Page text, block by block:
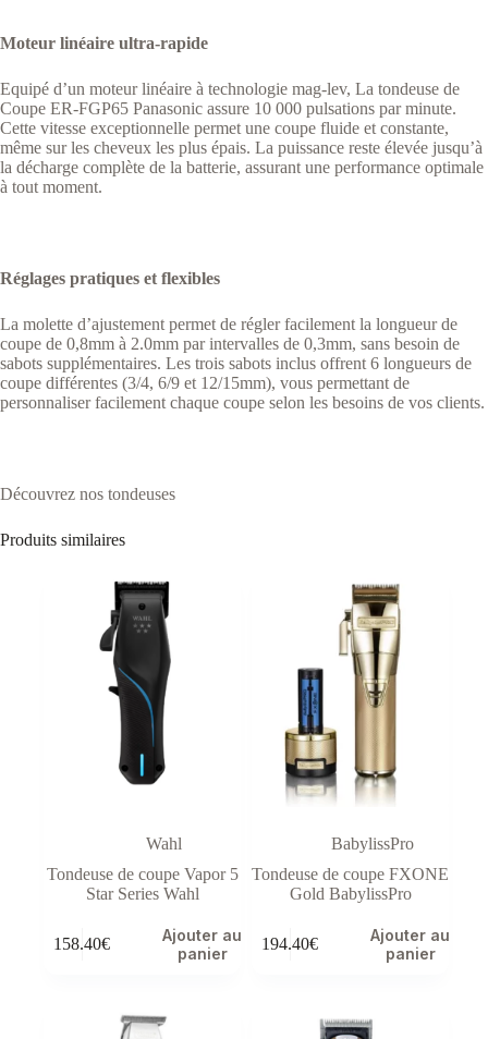
Moteur linéaire ultra-rapide
Equipé d’un moteur linéaire à technologie mag-lev, La tondeuse de
Coupe ER-FGP65 Panasonic assure 10 000 pulsations par minute.
Cette vitesse exceptionnelle permet une coupe fluide et constante,
même sur les cheveux les plus épais. La puissance reste élevée jusqu’à
la décharge complète de la batterie, assurant une performance optimale
à tout moment.
Réglages pratiques et flexibles
La molette d’ajustement permet de régler facilement la longueur de
coupe de 0,8mm à 2.0mm par intervalles de 0,3mm, sans besoin de
sabots supplémentaires. Les trois sabots inclus offrent 6 longueurs de
coupe différentes (3/4, 6/9 et 12/15mm), vous permettant de
personnaliser facilement chaque coupe selon les besoins de vos clients.
Découvrez nos tondeuses
Produits similaires
Wahl
Tondeuse de coupe Vapor 5
Star Series Wahl
158.40€
Ajouter au
panier
BabylissPro
Tondeuse de coupe FXONE
Gold BabylissPro
194.40€
Ajouter au
panier